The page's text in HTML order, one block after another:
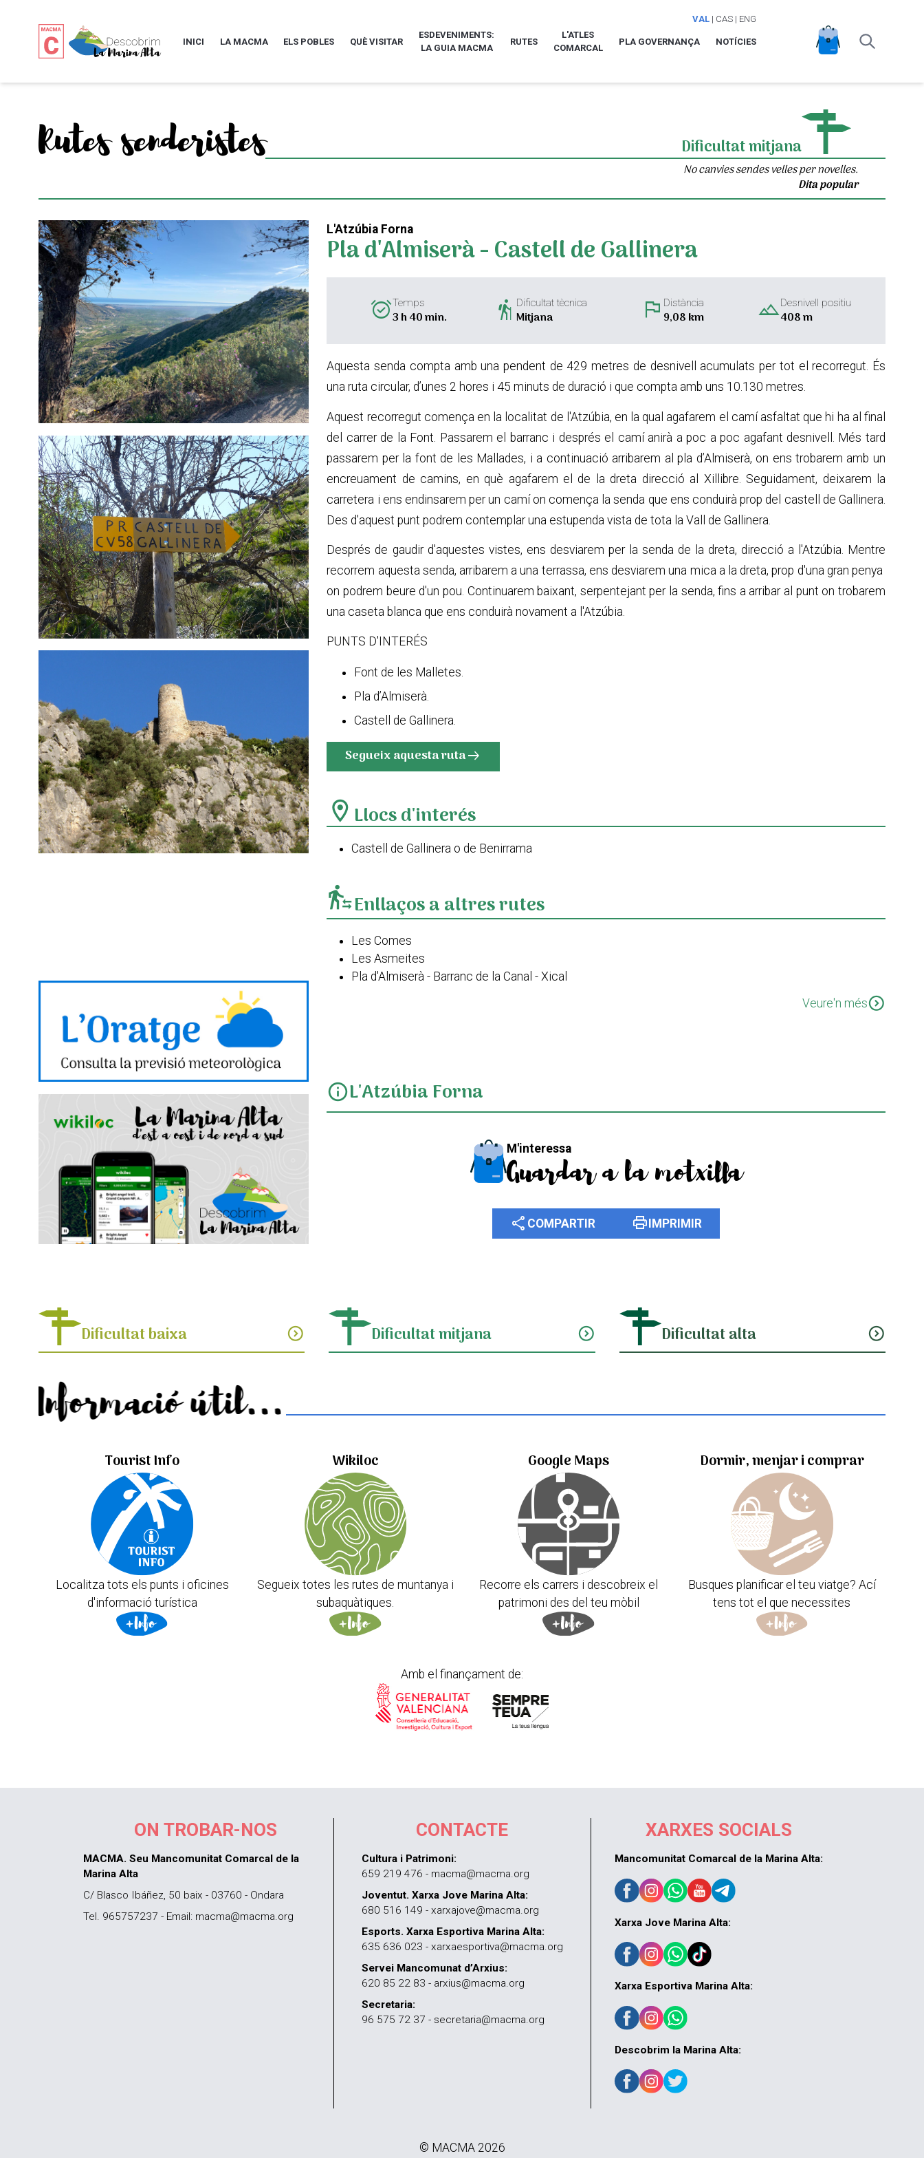
VAL| CAS| ENG
INICI LA MACMA ELS POBLES QUÈ VISITAR
ESDEVENIMENTS:
LA GUIA MACMA
RUTES
L'ATLES
COMARCAL
PLA GOVERNANÇA NOTÍCIES
Rutes senderistes Dificultat mitjana
No canvies sendes velles per novelles.
Dita popular
L'Atzúbia Forna
Pla d'Almiserà - Castell de Gallinera
alarm_onTemps
3 h 40 min. hiking Dificultat tècnica
Mitjana flag Distància
9,08 km landscapeDesnivell positiu
408 m
Aquesta senda compta amb una pendent de 429 metres de desnivell acumulats per tot el recorregut. És
una ruta circular, d’unes 2 hores i 45 minuts de duració i que compta amb uns 10.130 metres.
Aquest recorregut comença en la localitat de l'Atzúbia, en la qual agafarem el camí asfaltat que hi ha al final
del carrer de la Font. Passarem el barranc i després el camí anirà a poc a poc agafant desnivell. Més tard
passarem per la font de les Mallades, i a continuació arribarem al pla d’Almiserà, on ens trobarem amb un
encreuament de camins, en què agafarem el de la dreta direcció al Xillibre. Seguidament, deixarem la
carretera i ens endinsarem per un camí on comença la senda que ens conduirà prop del castell de Gallinera.
Des d'aquest punt podrem contemplar una estupenda vista de tota la Vall de Gallinera.
Després de gaudir d'aquestes vistes, ens desviarem per la senda de la dreta, direcció a l'Atzúbia. Mentre
recorrem aquesta senda, arribarem a una terrassa, ens desviarem una mica a la dreta, prop d'una gran penya
on podrem beure d'un pou. Continuarem baixant, serpentejant per la senda, fins a arribar al punt on trobarem
una caseta blanca que ens conduirà novament a l'Atzúbia.
PUNTS D'INTERÉS
Font de les Malletes.
Pla d’Almiserà.
Castell de Gallinera.
Segueix aquesta rutaarrow_right_alt
location_on Llocs d'interés
Castell de Gallinera o de Benirrama
transfer_within_a_stationEnllaços a altres rutes
Les Comes
Les Asmeites
Pla d'Almiserà - Barranc de la Canal - Xical
Veure'n mésexpand_circle_down
infoL'Atzúbia Forna
M'interessa
Guardar a la motxilla
share COMPARTIR print IMPRIMIR
Dificultat baixa expand_circle_down Dificultat mitjana expand_circle_down Dificultat alta expand_circle_down
Informació útil...
Tourist Info
Localitza tots els punts i oficines
d'informació turística
Wikiloc
Segueix totes les rutes de muntanya i
subaquàtiques.
Google Maps
Recorre els carrers i descobreix el
patrimoni des del teu mòbil
Dormir, menjar i comprar
Busques planificar el teu viatge? Ací
tens tot el que necessites
Amb el finançament de:
ON TROBAR-NOS
MACMA. Seu Mancomunitat Comarcal de la
Marina Alta
C/ Blasco Ibáñez, 50 baix - 03760 - Ondara
Tel. 965757237 - Email: macma@macma.org
CONTACTE
Cultura i Patrimoni:
659 219 476 - macma@macma.org
Joventut. Xarxa Jove Marina Alta:
680 516 149 - xarxajove@macma.org
Esports. Xarxa Esportiva Marina Alta:
635 636 023 - xarxaesportiva@macma.org
Servei Mancomunat d’Arxius:
620 85 22 83 - arxius@macma.org
Secretaria:
96 575 72 37 - secretaria@macma.org
XARXES SOCIALS
Mancomunitat Comarcal de la Marina Alta:
Xarxa Jove Marina Alta:
Xarxa Esportiva Marina Alta:
Descobrim la Marina Alta:
© MACMA 2026